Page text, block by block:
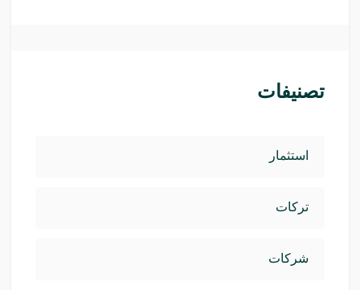
تصنيفات
استثمار
تركات
شركات